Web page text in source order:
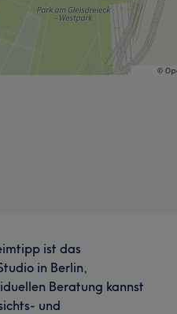
ist das
in Berlin,
Beratung kannst
und